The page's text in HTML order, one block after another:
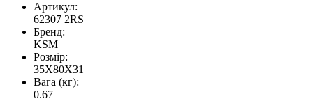
Артикул:
62307 2RS
Бренд:
KSM
Розмір:
35X80X31
Вага (кг):
0.67